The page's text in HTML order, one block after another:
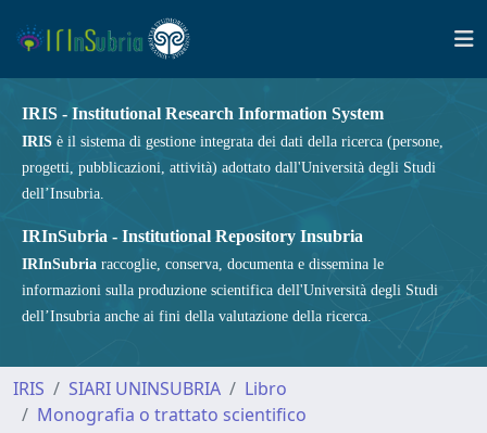
IRIS - Institutional Research Information System
IRIS è il sistema di gestione integrata dei dati della ricerca (persone,
progetti, pubblicazioni, attività) adottato dall'Università degli Studi
dell’Insubria.
IRInSubria - Institutional Repository Insubria
IRInSubria raccoglie, conserva, documenta e dissemina le
informazioni sulla produzione scientifica dell'Università degli Studi
dell’Insubria anche ai fini della valutazione della ricerca.
IRIS SIARI UNINSUBRIA
Libro
Monografia o trattato scientifico